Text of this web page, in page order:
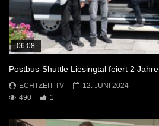
06:08
Postbus-Shuttle Liesingtal feiert 2 Jahre
ECHTZEIT-TV
12. JUNI 2024
490
1